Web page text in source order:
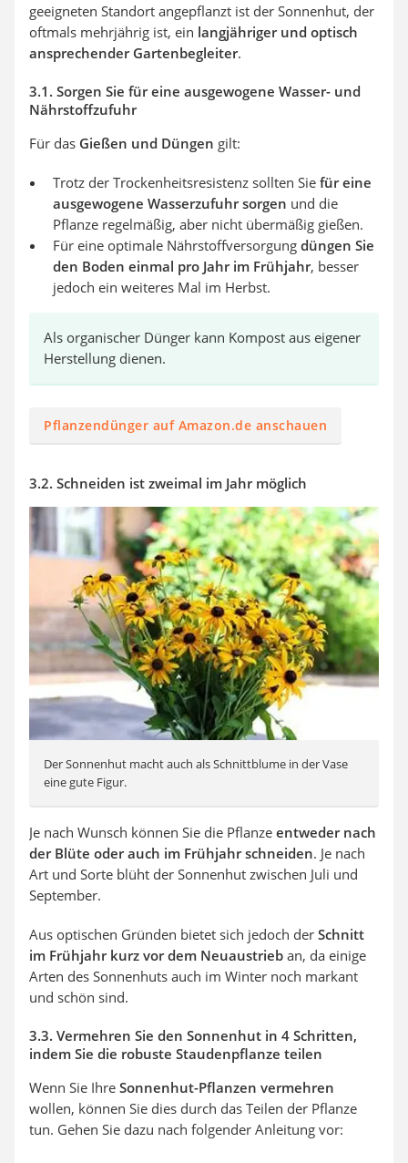
geeigneten Standort angepflanzt ist der Sonnenhut, der
oftmals mehrjährig ist, ein langjähriger und optisch
ansprechender Gartenbegleiter.
3.1. Sorgen Sie für eine ausgewogene Wasser- und
Nährstoffzufuhr
Für das Gießen und Düngen gilt:
Trotz der Trockenheitsresistenz sollten Sie für eine
ausgewogene Wasserzufuhr sorgen und die
Pflanze regelmäßig, aber nicht übermäßig gießen.
Für eine optimale Nährstoffversorgung düngen Sie
den Boden einmal pro Jahr im Frühjahr, besser
jedoch ein weiteres Mal im Herbst.
Als organischer Dünger kann Kompost aus eigener
Herstellung dienen.
Pflanzendünger auf Amazon.de anschauen
3.2. Schneiden ist zweimal im Jahr möglich
Der Sonnenhut macht auch als Schnittblume in der Vase
eine gute Figur.
Je nach Wunsch können Sie die Pflanze entweder nach
der Blüte oder auch im Frühjahr schneiden. Je nach
Art und Sorte blüht der Sonnenhut zwischen Juli und
September.
Aus optischen Gründen bietet sich jedoch der Schnitt
im Frühjahr kurz vor dem Neuaustrieb an, da einige
Arten des Sonnenhuts auch im Winter noch markant
und schön sind.
3.3. Vermehren Sie den Sonnenhut in 4 Schritten,
indem Sie die robuste Staudenpflanze teilen
Wenn Sie Ihre Sonnenhut-Pflanzen vermehren
wollen, können Sie dies durch das Teilen der Pflanze
tun. Gehen Sie dazu nach folgender Anleitung vor: